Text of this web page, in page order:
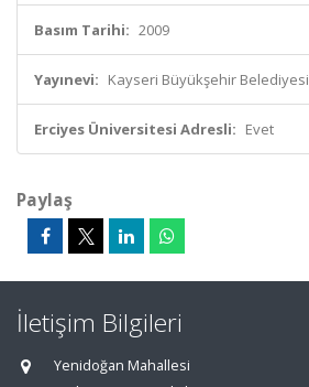
Basım Tarihi: 2009
Yayınevi: Kayseri Büyükşehir Belediyesi
Erciyes Üniversitesi Adresli: Evet
Paylaş
İletişim Bilgileri
Yenidoğan Mahallesi